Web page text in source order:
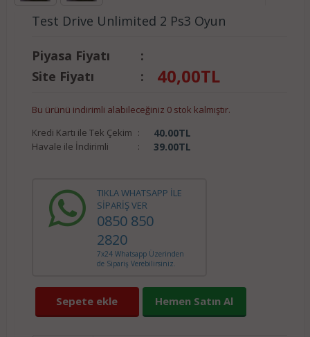
Test Drive Unlimited 2 Ps3 Oyun
Piyasa Fiyatı
:
Site Fiyatı
: 40,00TL
Bu ürünü indirimli alabileceğiniz 0 stok kalmıştır.
Kredi Kartı ile Tek Çekim : 40.00TL
Havale ile İndirimli : 39.00TL
TIKLA WHATSAPP İLE
SİPARİŞ VER
0850 850
2820
7x24 Whatsapp Üzerinden
de Sipariş Verebilirsiniz.
Sepete ekle Hemen Satın Al